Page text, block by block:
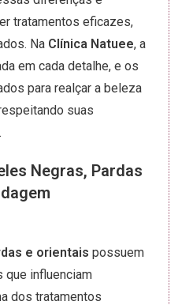
tratamentos eficazes,
Na Clínica Natuee, a
em cada detalhe, e os
para realçar a beleza
suas
Negras, Pardas
e orientais possuem
influenciam
dos tratamentos